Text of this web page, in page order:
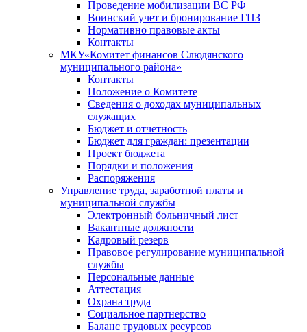
Проведение мобилизации ВС РФ
Воинский учет и бронирование ГПЗ
Нормативно правовые акты
Контакты
МКУ«Комитет финансов Слюдянского
муниципального района»
Контакты
Положение о Комитете
Сведения о доходах муниципальных
служащих
Бюджет и отчетность
Бюджет для граждан: презентации
Проект бюджета
Порядки и положения
Распоряжения
Управление труда, заработной платы и
муниципальной службы
Электронный больничный лист
Вакантные должности
Кадровый резерв
Правовое регулирование муниципальной
службы
Персональные данные
Аттестация
Охрана труда
Социальное партнерство
Баланс трудовых ресурсов